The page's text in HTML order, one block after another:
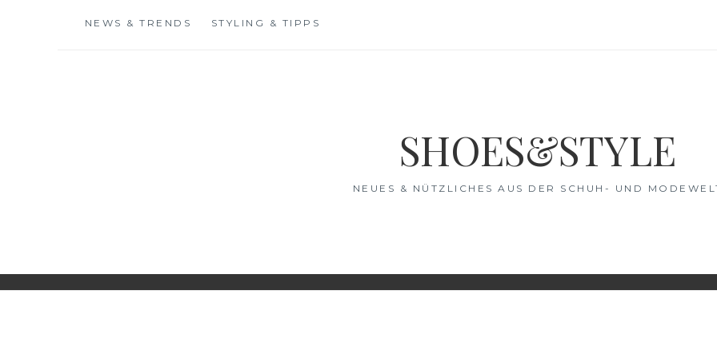
NEWS & TRENDS STYLING & TIPPS
SHOES&STYLE
NEUES & NÜTZLICHES AUS DER SCHUH- UND